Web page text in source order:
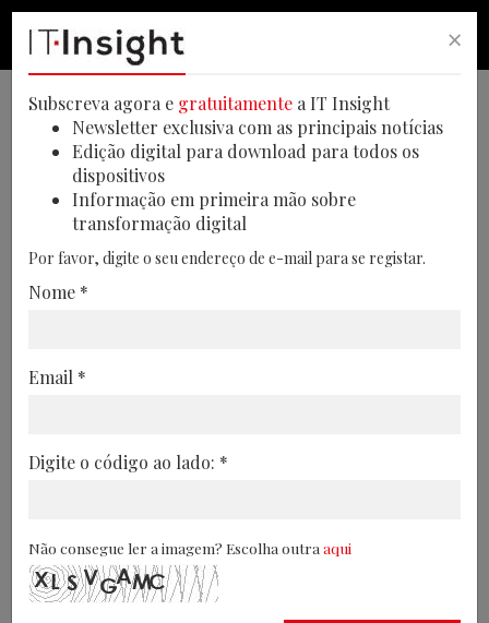
Governo britânico procura
regular modelos de IA
Novo governo do Reino Unido vai explorar
×
Subscreva agora e gratuitamente a IT Insight
Newsletter exclusiva com as principais notícias
Edição digital para download para todos os
dispositivos
Informação em primeira mão sobre
transformação digital
Por favor, digite o seu endereço de e-mail para se registar.
Nome *
Email *
Digite o código ao lado: *
Não consegue ler a imagem? Escolha outra aqui